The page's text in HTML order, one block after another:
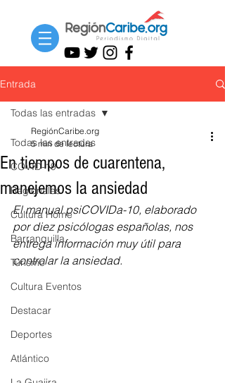
Entrada
Todas las entradas
COVID-19
Regionales
Cultura Home
Barranquilla
Turismo
Cultura Eventos
Destacar
Deportes
Atlántico
Todas las entradas
En tiempos de cuarentena,
manejemos la ansiedad
RegiónCaribe.org
5 min de lectura
El manual psiCOVIDa-10, elaborado
por diez psicólogas españolas, nos
entrega información muy útil para
controlar la ansiedad.